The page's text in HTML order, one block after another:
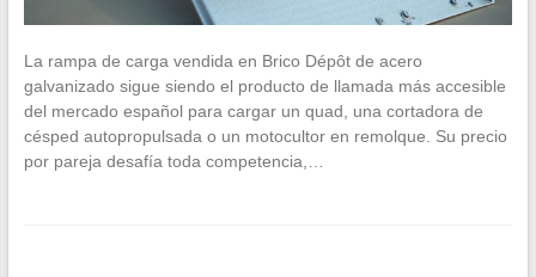
La rampa de carga vendida en Brico Dépôt de acero
galvanizado sigue siendo el producto de llamada más accesible
del mercado español para cargar un quad, una cortadora de
césped autopropulsada o un motocultor en remolque. Su precio
por pareja desafía toda competencia,…